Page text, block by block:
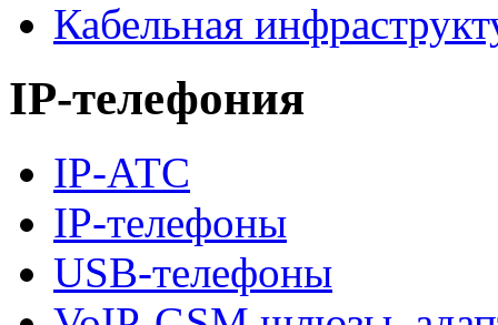
Кабельная
IP-телефония
IP-АТС
IP-телефоны
USB-телефоны